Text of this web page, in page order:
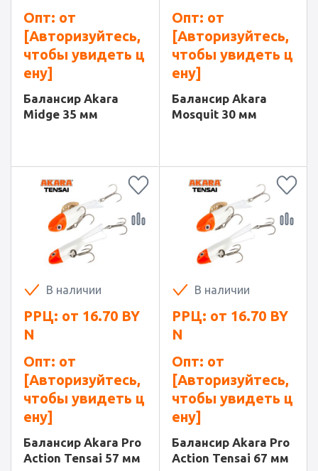
Опт: от
[Авторизуйтесь,
чтобы увидеть ц
ену]
Балансир Akara
Midge 35 мм
Опт: от
[Авторизуйтесь,
чтобы увидеть ц
ену]
Балансир Akara
Mosquit 30 мм
В наличии
РРЦ: от 16.70 BY
N
Опт: от
[Авторизуйтесь,
чтобы увидеть ц
ену]
Балансир Akara Pro
Action Tensai 57 мм
В наличии
РРЦ: от 16.70 BY
N
Опт: от
[Авторизуйтесь,
чтобы увидеть ц
ену]
Балансир Akara Pro
Action Tensai 67 мм